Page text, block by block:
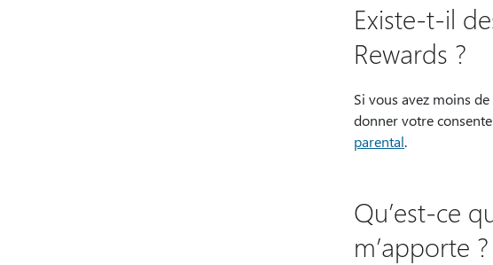
Existe-t-il
Rewards ?
Si vous avez moins
donner votre
parental.
Qu’est-ce
m’apporte ?